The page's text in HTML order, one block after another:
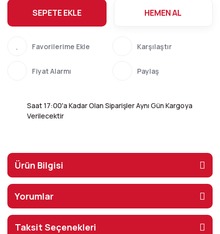
SEPETE EKLE HEMEN AL
Karşılaştır
Fiyat Alarmı Paylaş
Saat 17:00'a Kadar Olan Siparişler Aynı Gün Kargoya
Verilecektir
Ürün Bilgisi
Yorumlar
Taksit Seçenekleri